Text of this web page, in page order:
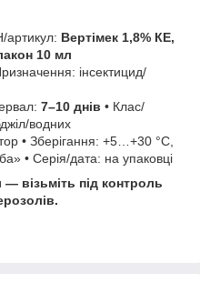
артикул: Вертімек 1,8% КЕ,
10 мл
інсектицид/
7–10 днів • Клас/
водних
• Зберігання: +5…+30 °C,
• Серія/дата: на упаковці
візьміть під контроль